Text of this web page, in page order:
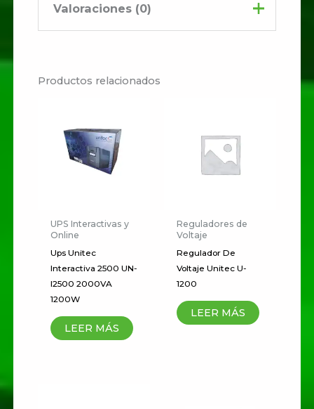
Valoraciones (0)
2500 UN-I2500 2000VA
1200W”
Los campos obligatorios están
marcados con
Tu
puntuación
Tu valoración
Productos relacionados
UPS Interactivas y
Online
Ups Unitec
Interactiva 2500 UN-
I2500 2000VA
1200W
LEER MÁS
Reguladores de
Voltaje
Regulador De
Voltaje Unitec U-
1200
LEER MÁS